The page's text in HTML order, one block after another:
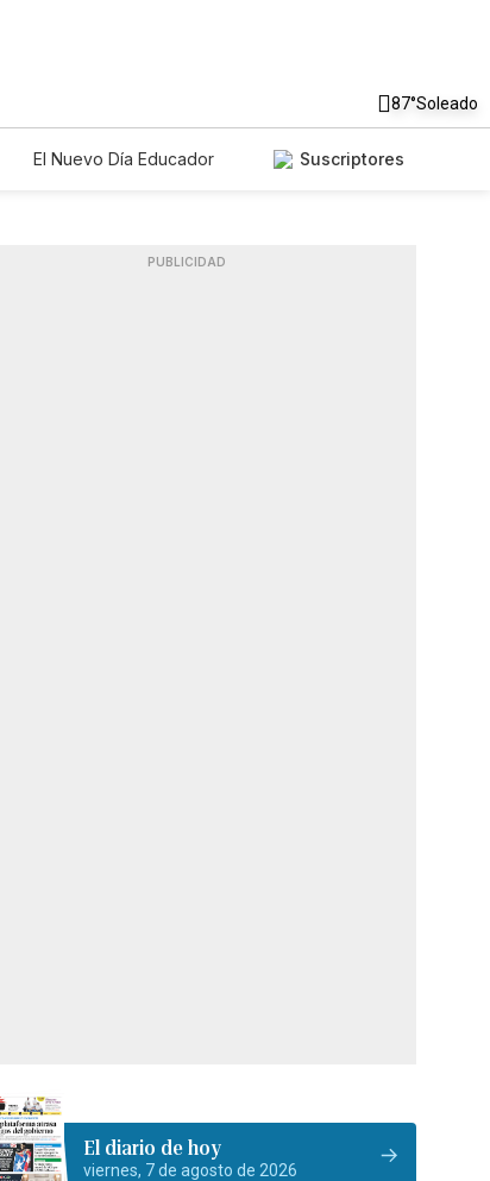
87°Soleado
El Nuevo Día Educador
Suscriptores
PUBLICIDAD
El diario de hoy
viernes, 7 de agosto de 2026